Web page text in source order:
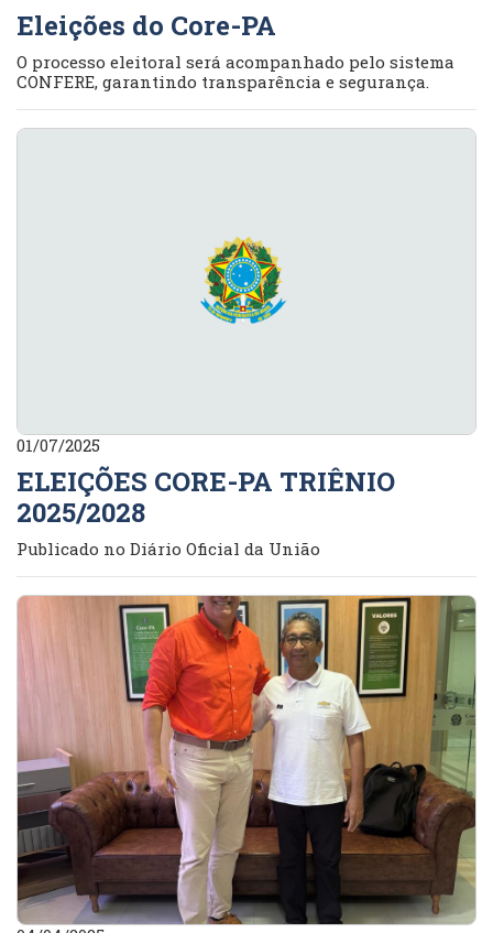
Eleições do Core-PA
O processo eleitoral será acompanhado pelo sistema
CONFERE, garantindo transparência e segurança.
01/07/2025
ELEIÇÕES CORE-PA TRIÊNIO
2025/2028
Publicado no Diário Oficial da União